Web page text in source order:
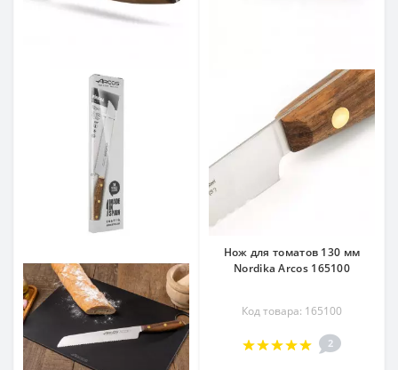
Нож для томатов 130 мм
Nordika Arcos 165100
Код товара: 165100
2